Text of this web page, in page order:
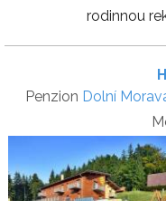
rodinnou
Penzion Dolní